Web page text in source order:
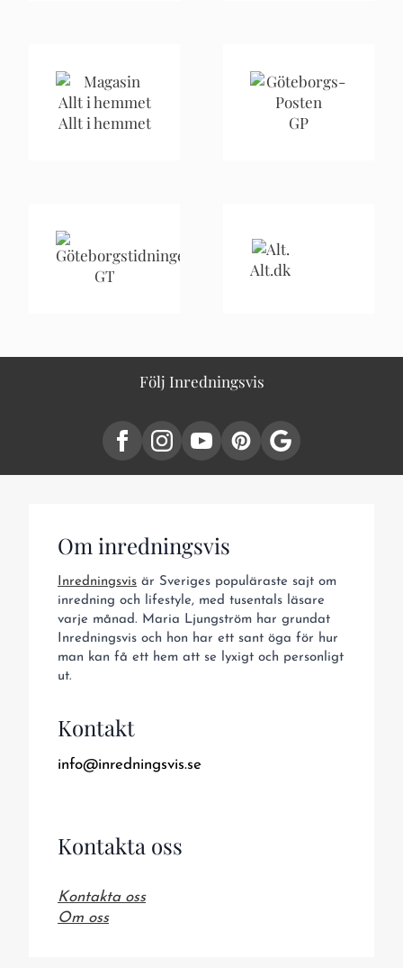
Allt i hemmet GP
GT Alt.dk
Följ Inredningsvis
Om inredningsvis
Inredningsvis är Sveriges populäraste sajt om
inredning och lifestyle, med tusentals läsare
varje månad. Maria Ljungström har grundat
Inredningsvis och hon har ett sant öga för hur
man kan få ett hem att se lyxigt och personligt
ut.
Kontakt
info@inredningsvis.se
Kontakta oss
Kontakta oss
Om oss